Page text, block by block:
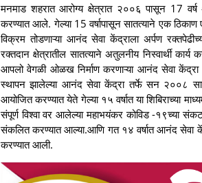
मनमाड शहरात आरोग्य क्षेत्रात २००६ पासून 17
करण्यात आले. गेल्या 15 वर्षापासून सातत्याने एक
विक्रम तोडणाऱ्या आनंद सेवा केंद्राला अर्पण
रक्तदान क्षेत्रातील सातत्याने अतुलनीय निस्वार्थी
आपलो वेगळी ओळख निर्माण करणाऱ्या आनंद सेवा
स्थापन झालेल्या आनंद सेवा केंद्रा तर्फे सन २००८
आयोजित करण्यात येते गेल्या १५ वर्षात या शिबिराच्या
संपूर्ण विश्वा वर आलेल्या महाभयंकर कोविड -
संकलित करण्यात आल्या.आणि गत १४ वर्षात आनंद सेवा
करण्यात आली.